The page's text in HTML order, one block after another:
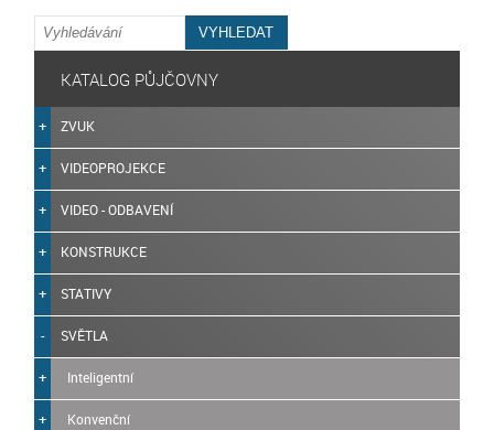
KATALOG PŮJČOVNY
ZVUK
VIDEOPROJEKCE
VIDEO - ODBAVENÍ
KONSTRUKCE
STATIVY
SVĚTLA
Inteligentní
Konvenční